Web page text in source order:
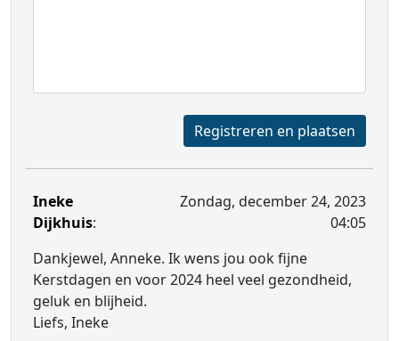
Registreren en plaatsen
Ineke
Dijkhuis:
Zondag, december 24, 2023
04:05
Dankjewel, Anneke. Ik wens jou ook fijne
Kerstdagen en voor 2024 heel veel gezondheid,
geluk en blijheid.
Liefs, Ineke